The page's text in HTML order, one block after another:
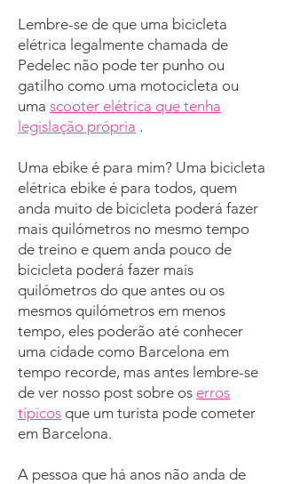
Lembre-se de que uma bicicleta
elétrica legalmente chamada de
Pedelec não pode ter punho ou
gatilho como uma motocicleta ou
uma scooter elétrica que tenha
legislação própria .
Uma ebike é para mim? Uma bicicleta
elétrica ebike é para todos, quem
anda muito de bicicleta poderá fazer
mais quilómetros no mesmo tempo
de treino e quem anda pouco de
bicicleta poderá fazer mais
quilómetros do que antes ou os
mesmos quilómetros em menos
tempo, eles poderão até conhecer
uma cidade como Barcelona em
tempo recorde, mas antes lembre-se
de ver nosso post sobre os erros
típicos que um turista pode cometer
em Barcelona.
A pessoa que há anos não anda de